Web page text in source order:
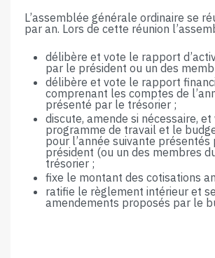
L’assemblée générale ordinaire se
par an. Lors de cette réunion
délibère et vote le rapport
par le président ou un des
délibère et vote le rapport
comprenant les comptes de
présenté par​ ​le​ ​trésorier​ ​;
discute, amende si nécessaire,
programme de travail et le
pour l’année suivante présentés
président (ou un des membres
trésorier​ ​;
fixe​ ​le​ ​montant​ ​des​ ​cotisations​
ratifie​ ​le​ ​règlement​ ​intérieur​ ​et​
amendements​ ​proposés​ ​par​ ​le​